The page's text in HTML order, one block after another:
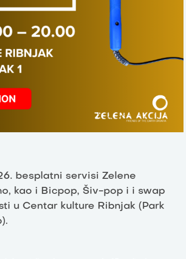
besplatni servisi Zelene
kao i Bicpop, Šiv-pop i i swap
u Centar kulture Ribnjak (Park